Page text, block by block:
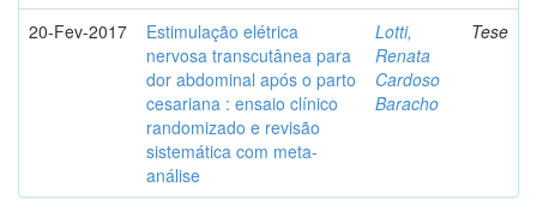
20-Fev-2017
Estimulação elétrica
nervosa transcutânea para
dor abdominal após o parto
cesariana : ensaio clínico
randomizado e revisão
sistemática com meta-
análise
Lotti,
Renata
Cardoso
Baracho
Tese